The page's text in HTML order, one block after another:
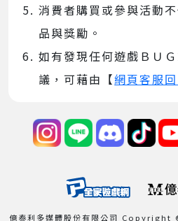
消費者購買或參與活動
品與獎勵。
如有發現任何遊戲ＢＵ
議，可藉由【網頁客服
億泰利多媒體股份有限公司